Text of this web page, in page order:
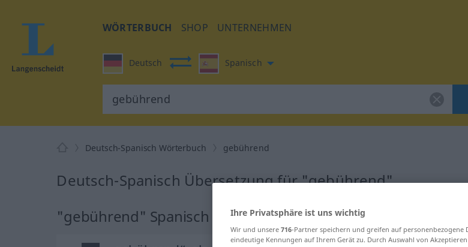
WÖRTERBUCH SHOP UNTERNEHMEN
Deutsch Spanisch
Deutsch-Spanisch Wörterbuch gebührend
Deutsch-Spanisch Übersetzung für "gebührend"
"gebührend" Spanisch Übersetzung
Ihre Privatsphäre ist uns wichtig
Wir und unsere 716-Partner speichern und greifen auf personenbezogene
eindeutige Kennungen auf Ihrem Gerät zu. Durch Auswahl von